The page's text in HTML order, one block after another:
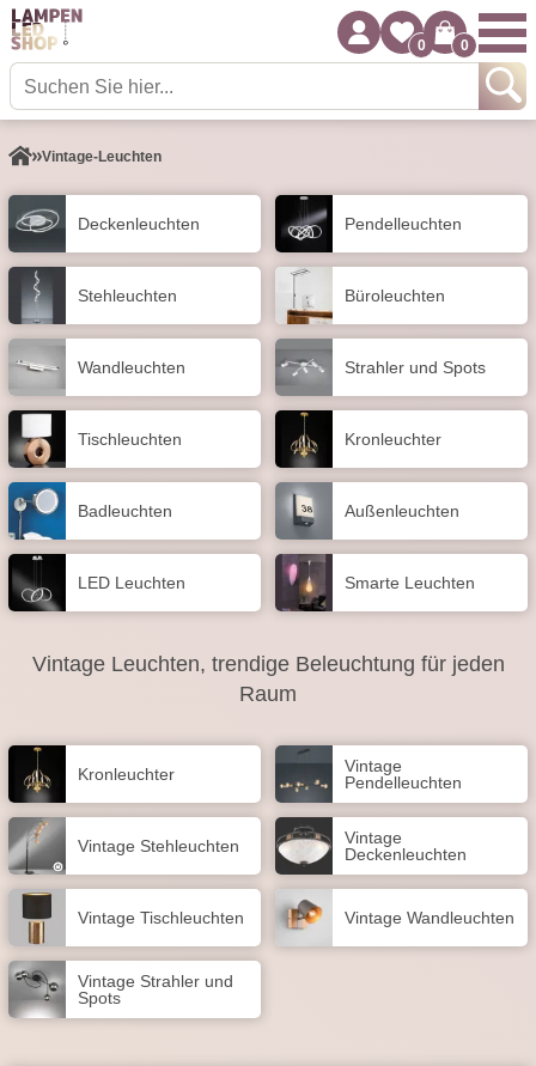
0 0
Vintage-Leuchten
Decken­leuchten Pendel­leuchten
Stehleuchten Büroleuchten
Wand­leuchten Strahler und Spots
Tisch­leuchten Kronleuchter
Badleuchten Außen­leuchten
LED Leuchten Smarte Leuchten
Vintage Leuchten, trendige Beleuchtung für jeden
Raum
Kronleuchter
Vintage
Pendelleuchten
Vintage Stehleuchten
Vintage
Deckenleuchten
Vintage Tischleuchten Vintage Wandleuchten
Vintage Strahler und
Spots